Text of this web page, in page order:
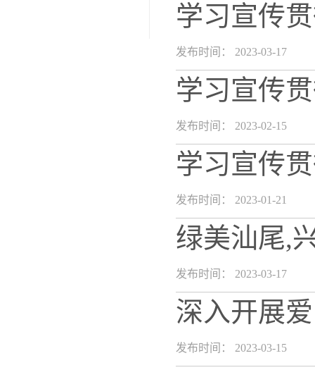
学习宣传
发布时间： 2023-03-17
学习宣传
发布时间： 2023-02-15
学习宣传
发布时间： 2023-01-21
绿美汕尾,
发布时间： 2023-03-17
深入开展
发布时间： 2023-03-15